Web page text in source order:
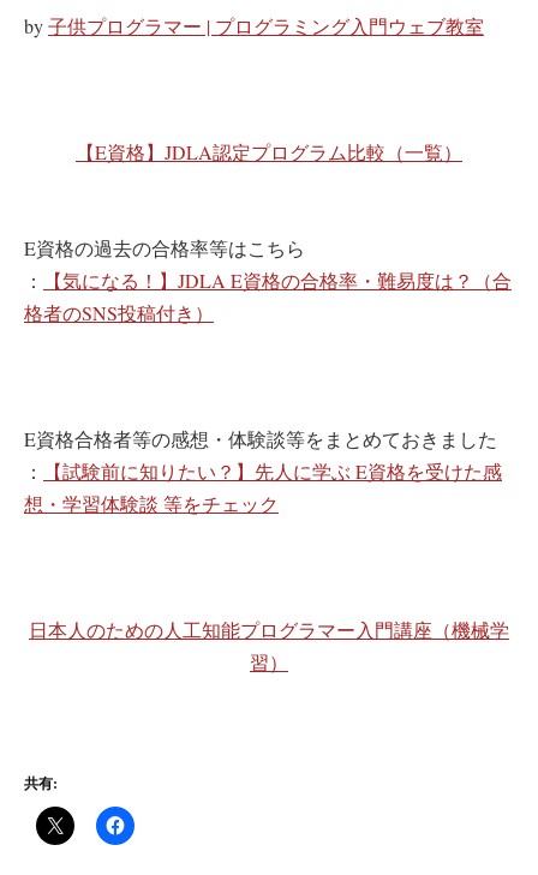
by子供プログラマー | プログラミング入門ウェブ教室
【E資格】JDLA認定プログラム比較（一覧）
E資格の過去の合格率等はこちら
：
【気になる！】JDLA E資格の合格率・難易度は？（合
格者のSNS投稿付き）
E資格合格者等の感想・体験談等をまとめておきました
：
【試験前に知りたい？】先人に学ぶ E資格を受けた感
想・学習体験談 等をチェック
日本人のための人工知能プログラマー入門講座（機械学
習）
共有: